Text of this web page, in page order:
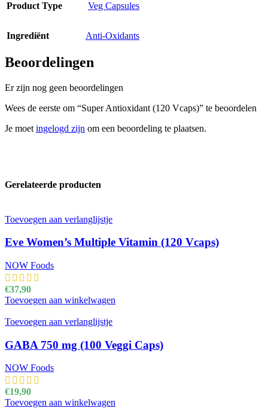
Product Type Veg Capsules
Ingrediënt Anti-Oxidants
Beoordelingen
Er zijn nog geen beoordelingen
Wees de eerste om “Super Antioxidant (120 Vcaps)” te beoordelen
Je moet ingelogd zijn om een beoordeling te plaatsen.
Gerelateerde producten
Toevoegen aan verlanglijstje
Eve Women’s Multiple Vitamin (120 Vcaps)
NOW Foods
€37,90
Toevoegen aan winkelwagen
Toevoegen aan verlanglijstje
GABA 750 mg (100 Veggi Caps)
NOW Foods
€19,90
Toevoegen aan winkelwagen